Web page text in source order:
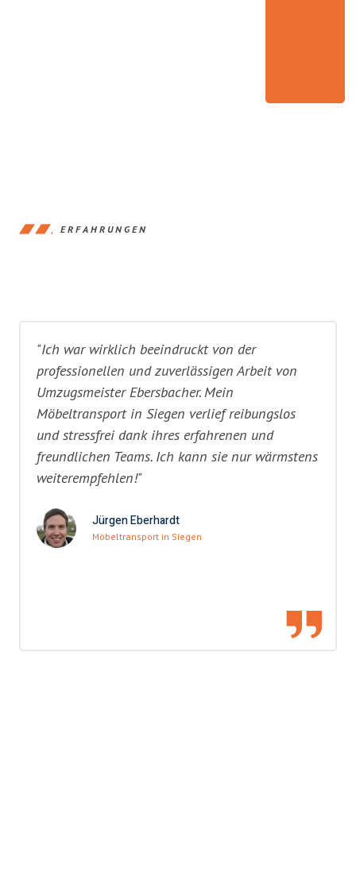
ERFAHRUNGEN
"Ich war wirklich beeindruckt von der
professionellen und zuverlässigen Arbeit von
Umzugsmeister Ebersbacher. Mein
Möbeltransport in Siegen verlief reibungslos
und stressfrei dank ihres erfahrenen und
freundlichen Teams. Ich kann sie nur wärmstens
weiterempfehlen!"
Jürgen Eberhardt
Möbeltransport in Siegen